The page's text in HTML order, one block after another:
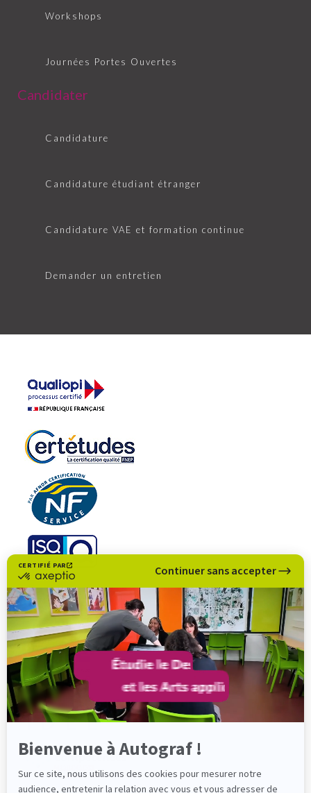
CERTIFIÉ PAR
certifié
Axeptio
-
En
savoir
plus
sur
Axeptio
Continuer sans accepter
Bienvenue à Autograf !
Sur ce site, nous utilisons des cookies pour mesurer notre
audience, entretenir la relation avec vous et vous adresser de
Workshops
Journées Portes Ouvertes
Candidater
Candidature
Candidature étudiant étranger
Candidature VAE et formation continue
Demander un entretien